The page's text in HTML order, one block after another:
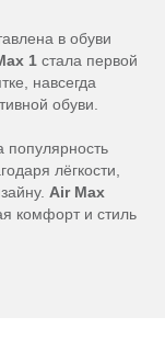
в обуви
1 стала первой
навсегда
обуви.
популярность
лёгкости,
Air Max
комфорт и стиль